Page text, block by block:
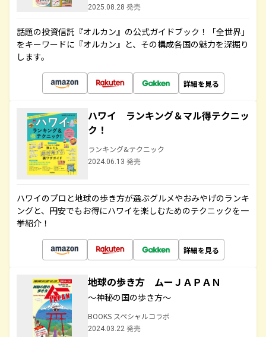
2025.08.28 発売
話題の投資信託『オルカン』の公式ガイドブック！「全世界」
をキーワードに『オルカン』と、その構成各国の魅力を深掘り
します。
詳細を見る
ハワイ ランキング＆マル得テクニッ
ク！
ランキング&テクニック
2024.06.13 発売
ハワイのプロと地球の歩き方が選ぶグルメやおみやげのランキ
ングと、円安でもお得にハワイを楽しむためのテクニックを一
挙紹介！
詳細を見る
地球の歩き方 ムーＪＡＰＡＮ
～神秘の国の歩き方～
BOOKS スペシャルコラボ
2024.03.22 発売